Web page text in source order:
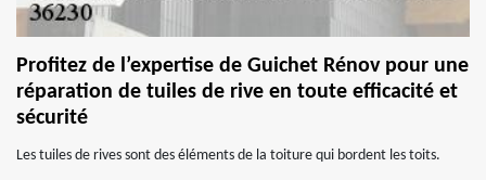
Profitez de l’expertise de Guichet Rénov pour une
réparation de tuiles de rive en toute efficacité et
sécurité
Les tuiles de rives sont des éléments de la toiture qui bordent les toits.